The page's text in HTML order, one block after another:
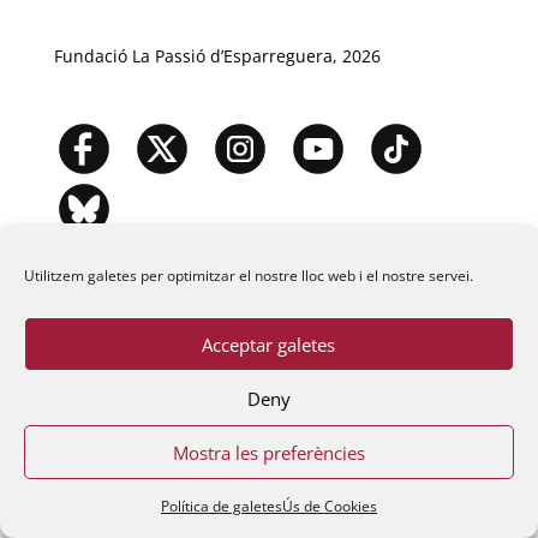
Utilitzem galetes per optimitzar el nostre lloc web i el nostre servei.
Acceptar galetes
Deny
Mostra les preferències
Política de galetesÚs de Cookies
Fundació La Passió d’Esparreguera, 2026